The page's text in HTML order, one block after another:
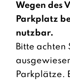
Wegen des
Parkplatz
nutzbar.
Bitte achten
Parkplätze.